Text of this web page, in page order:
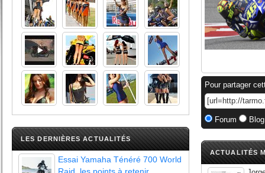
LES DERNIÈRES ACTUALITÉS
Essai Yamaha Ténéré 700 World
Pour partager
Forum
ACTUALITÉS